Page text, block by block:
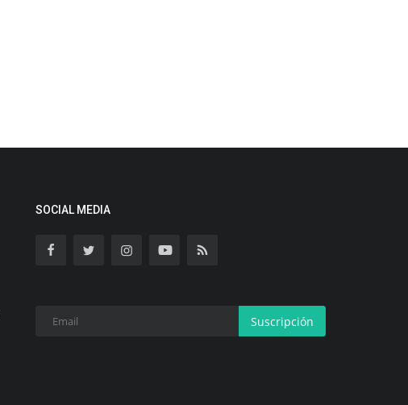
SOCIAL MEDIA
Suscripción